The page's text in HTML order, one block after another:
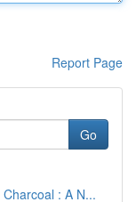
Report Page
Go
: A N...